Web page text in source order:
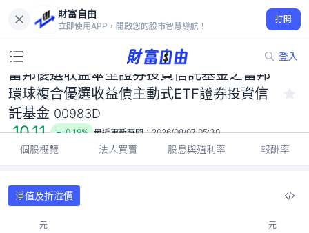
財富自由
立即使用APP，開啟您的股市智慧導航！
打開
登入
富邦優選收益傘型證券投資信託基金之富邦環球複合優選收益債主
動式ETF證券投資信託基金 00983D
10.11
-0.19%
富邦優選收益傘型證券投資信託基金之富邦
環球複合優選收益債主動式ETF證券投資信
託基金 00983D
10.11 -0.19% 最近更新時間：2026/08/07 05:30
個股概覽 法人買賣 股息與殖利率 報酬率
淨值及折溢價